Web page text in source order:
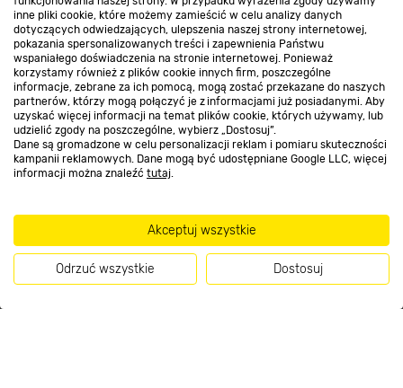
inne pliki cookie, które możemy zamieścić w celu analizy danych
dotyczących odwiedzających, ulepszenia naszej strony internetowej,
pokazania spersonalizowanych treści i zapewnienia Państwu
wspaniałego doświadczenia na stronie internetowej. Ponieważ
korzystamy również z plików cookie innych firm, poszczególne
informacje, zebrane za ich pomocą, mogą zostać przekazane do naszych
partnerów, którzy mogą połączyć je z informacjami już posiadanymi. Aby
uzyskać więcej informacji na temat plików cookie, których używamy, lub
udzielić zgody na poszczególne, wybierz „Dostosuj”.
Dane są gromadzone w celu personalizacji reklam i pomiaru skuteczności
kampanii reklamowych. Dane mogą być udostępniane Google LLC, więcej
informacji można znaleźć tutaj.
Akceptuj wszystkie
Odrzuć wszystkie Dostosuj
Kontakt do sklepu
Strefa biznesu
Dołącz do nas
Metody płatności